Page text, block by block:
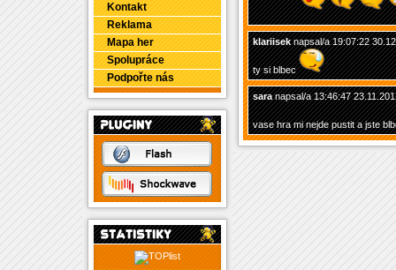
Kontakt
Reklama
Mapa her
Spolupráce
Podpořte nás
klariiseknapsal/a 19:07:22
ty si blbec
saranapsal/a 13:46:47
vase hra mi nejde pustit a jste